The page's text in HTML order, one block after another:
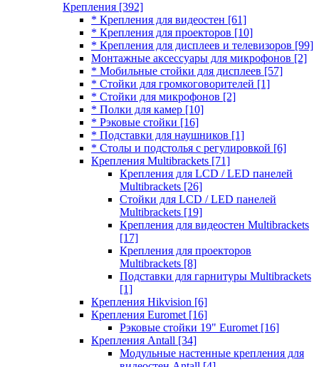
Крепления [392]
* Крепления для видеостен [61]
* Крепления для проекторов [10]
* Крепления для дисплеев и телевизоров [99]
Монтажные аксессуары для микрофонов [2]
* Мобильные стойки для дисплеев [57]
* Стойки для громкоговорителей [1]
* Стойки для микрофонов [2]
* Полки для камер [10]
* Рэковые стойки [16]
* Подставки для наушников [1]
* Столы и подстолья с регулировкой [6]
Крепления Multibrackets [71]
Крепления для LCD / LED панелей
Multibrackets [26]
Стойки для LCD / LED панелей
Multibrackets [19]
Крепления для видеостен Multibrackets
[17]
Крепления для проекторов
Multibrackets [8]
Подставки для гарнитуры Multibrackets
[1]
Крепления Hikvision [6]
Крепления Euromet [16]
Рэковые стойки 19" Euromet [16]
Крепления Antall [34]
Модульные настенные крепления для